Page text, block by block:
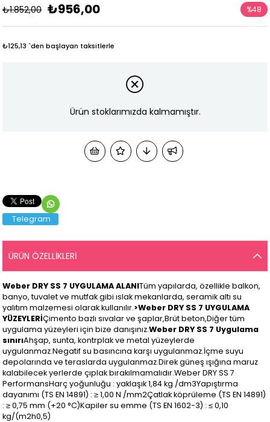
₺1.852,00 ₺956,00 %48
İndirim
₺125,13 `den başlayan taksitlerle
Ürün stoklarımızda kalmamıştır.
Telegram
ÜRÜN ÖZELLIKLERI
Weber DRY SS 7 UYGULAMA ALANITüm yapılarda, özellikle balkon,
banyo, tuvalet ve mutfak gibi ıslak mekanlarda, seramik altı su
yalıtım malzemesi olarak kullanılır.>Weber DRY SS 7 UYGULAMA
YÜZEYLERİÇimento bazlı sıvalar ve şaplar,Brüt beton,Diğer tüm
uygulama yüzeyleri için bize danışınız.Weber DRY SS 7 Uygulama
sınırıAhşap, sunta, kontrplak ve metal yüzeylerde
uygulanmaz.Negatif su basıncına karşı uygulanmaz.İçme suyu
depolarında ve teraslarda uygulanmaz.Direk güneş ışığına maruz
kalabilecek yerlerde çıplak bırakılmamalıdır.Weber DRY SS 7
PerformansHarç yoğunluğu : yaklaşık 1,84 kg /dm3Yapıştırma
dayanımı (TS EN 14891) : ≥ 1,00 N /mm2Çatlak köprüleme (TS EN 14891)
: ≥ 0,75 mm (+20 °C)Kapiler su emme (TS EN 1602-3) : ≤ 0,10
kg/(m2h0,5)